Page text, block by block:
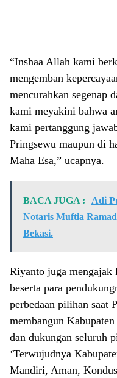
“Inshaa Allah kami
mengemban
mencurahkan segenap
kami meyakini bahwa
kami pertanggung
Pringsewu maupun di
Maha Esa,” ucapnya.
BACA JUGA :
Adi
Notaris Muftia
Bekasi.
Riyanto juga mengajak
beserta para
perbedaan pilihan saat
membangun
dan dukungan seluruh
‘Terwujudnya
Mandiri, Aman,